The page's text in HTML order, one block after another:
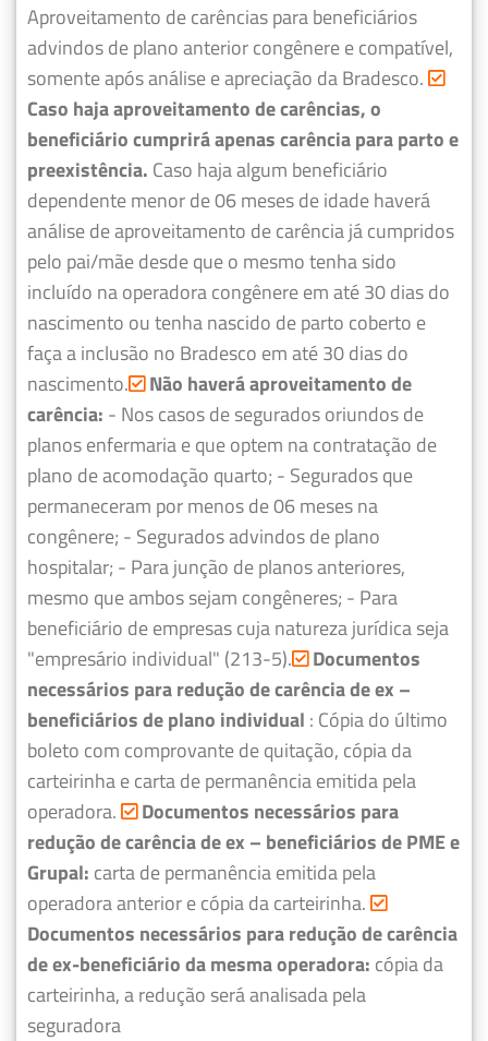
Aproveitamento de carências para beneficiários
advindos de plano anterior congênere e compatível,
somente após análise e apreciação da Bradesco.
Caso haja aproveitamento de carências, o
beneficiário cumprirá apenas carência para parto e
preexistência. Caso haja algum beneficiário
dependente menor de 06 meses de idade haverá
análise de aproveitamento de carência já cumpridos
pelo pai/mãe desde que o mesmo tenha sido
incluído na operadora congênere em até 30 dias do
nascimento ou tenha nascido de parto coberto e
faça a inclusão no Bradesco em até 30 dias do
nascimento. Não haverá aproveitamento de
carência: - Nos casos de segurados oriundos de
planos enfermaria e que optem na contratação de
plano de acomodação quarto; - Segurados que
permaneceram por menos de 06 meses na
congênere; - Segurados advindos de plano
hospitalar; - Para junção de planos anteriores,
mesmo que ambos sejam congêneres; - Para
beneficiário de empresas cuja natureza jurídica seja
"empresário individual" (213-5). Documentos
necessários para redução de carência de ex –
beneficiários de plano individual : Cópia do último
boleto com comprovante de quitação, cópia da
carteirinha e carta de permanência emitida pela
operadora.
Documentos necessários para
redução de carência de ex – beneficiários de PME e
Grupal: carta de permanência emitida pela
operadora anterior e cópia da carteirinha.
Documentos necessários para redução de carência
de ex-beneficiário da mesma operadora: cópia da
carteirinha, a redução será analisada pela
seguradora